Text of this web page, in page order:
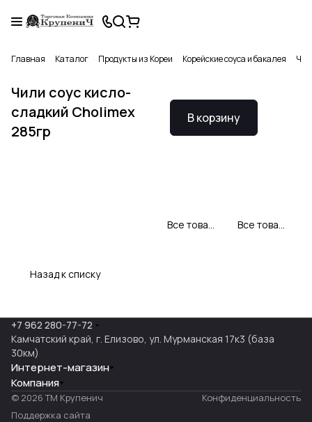
Главная Каталог Продукты из Кореи Корейские соуса и бакалея
Чили соус кисло-
сладкий Cholimex
285гр
В корзину
Все товары Cholimex Все товары категории
Назад к списку
+7 962 280-77-72
Камчатский край, г. Елизово, ул. Мурманская 17к3 (база
30км)
Интернет-магазин
Компания
© 2026 ТМ Крупенич
Конфиденциальность
Поддержка сайта